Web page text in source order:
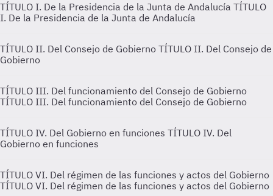
TÍTULO I. De la Presidencia de la Junta de Andalucía TÍTULO
I. De la Presidencia de la Junta de Andalucía
TÍTULO II. Del Consejo de Gobierno TÍTULO II. Del Consejo de
Gobierno
TÍTULO III. Del funcionamiento del Consejo de Gobierno
TÍTULO III. Del funcionamiento del Consejo de Gobierno
TÍTULO IV. Del Gobierno en funciones TÍTULO IV. Del
Gobierno en funciones
TÍTULO VI. Del régimen de las funciones y actos del Gobierno
TÍTULO VI. Del régimen de las funciones y actos del Gobierno